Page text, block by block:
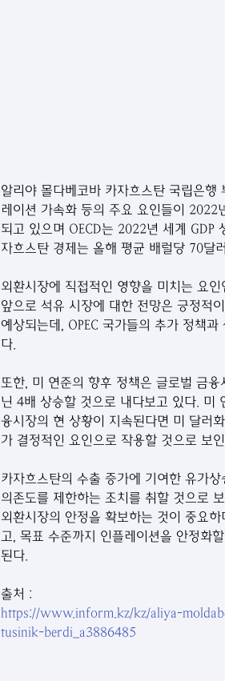
알리야 몰다베코바 카자흐스탄 국립은
레이션 가속화 등의 주요 요인들이 2022
되고 있으며 OECD는 2022년 세계
자흐스탄 경제는 올해 평균 배럴당 70달
외환시장에 직접적인 영향을 미치는 요
앞으로 석유 시장에 대한 전망은 ​​긍정적
예상되는데, OPEC 국가들의 추가 정책
다.
또한, 미 연준의 향후 정책은 글로벌 금
닌 4배 상승할 것으로 내다보고 있다. 미
융시장의 현 상황이 지속된다면 미 달러
가 결정적인 요인으로 작용할 것으로 보인
카자흐스탄의 수출 증가에 기여한 유가
의존도를 제한하는 조치를 취할 것으로
외환시장의 안정을 확보하는 것이 중요
고, 목표 수준까지 인플레이션을 안정화
된다.
출처 :
https://www.inform.kz/kz/aliya-
tusinik-berdi_a3886485